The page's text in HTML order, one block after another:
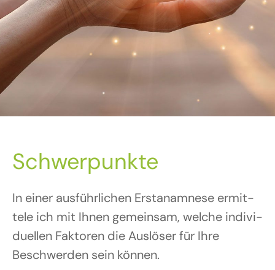
Schwer­punk­te
In einer aus­führ­li­chen Erst­ana­mne­se ermit­
te­le ich mit Ihnen gemein­sam, wel­che indi­vi­
du­el­len Fak­to­ren die Aus­lö­ser für Ihre
Beschwer­den sein kön­nen.